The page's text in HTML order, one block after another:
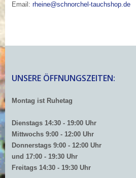
Email: rheine@schnorchel-tauchshop.de
UNSERE ÖFFNUNGSZEITEN:
Montag ist Ruhetag
Dienstags 14:30 - 19:00 Uhr
Mittwochs 9:00 - 12:00 Uhr
Donnerstags 9:00 - 12:00 Uhr
und 17:00 - 19:30 Uhr
Freitags 14:30 - 19:30 Uhr